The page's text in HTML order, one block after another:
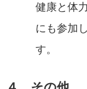
健康と体
にも参加
す。